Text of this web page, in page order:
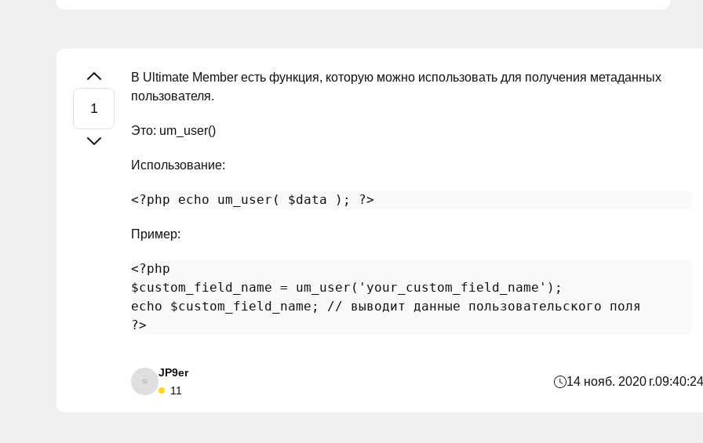
В Ultimate Member есть функция, которую можно использовать для получения метаданных
пользователя.
Это: um_user()
Использование:
<?php echo um_user ( $data ); ?>
Пример:
<?php
$custom_field_name = um_user ( 'your_custom_field_name'
echo
$custom_field_name ; // выводит данные пользовательского поля
?>
JP9er
11
14 нояб. 2020 г.09:40:24